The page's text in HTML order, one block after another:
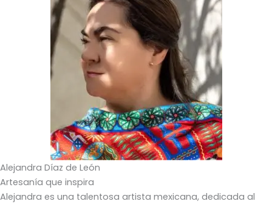
Alejandra Díaz de León
Artesanía que inspira
Alejandra es una talentosa artista mexicana, dedicada al